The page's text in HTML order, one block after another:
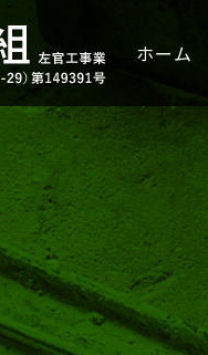
ホーム